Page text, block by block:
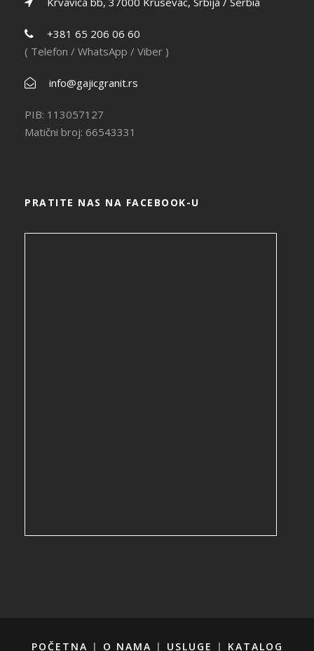
+381 65 206 06 60
( Telefon / WhatsApp / Viber )
info@gajicgranit.rs
PIB: 113057127
Matični broj: 66543331
PRATITE NAS NA FACEBOOK-U
POČETNA | O NAMA | USLUGE | KATALOG